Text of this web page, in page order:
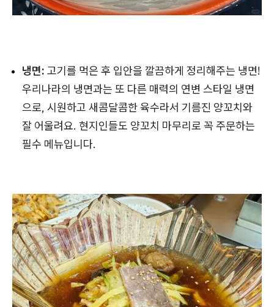
냉면: 고기를 먹은 후 입안을 깔끔하게 정리해주는 냉면!
우리나라의 냉면과는 또 다른 매력의 연변 스타일 냉면
으로, 시원하고 새콤달콤한 육수라서 기름진 양꼬치와
잘 어울려요. 현지인들도 양꼬치 마무리로 꼭 주문하는
필수 메뉴입니다.